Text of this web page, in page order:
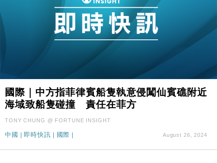
財經｜韓股反覆波動收跌 連挫7周創逾3年最長跌勢
財經｜內地7月美元計價出口增近24%勝預期 貿易順
財經｜日本春季三度入市撐日圓 4月單日斥6.28萬億
11:12
國際｜特朗普料美伊戰事快結束 承認部分彈藥庫存緊
張
司
國際｜中方指菲律賓船隻執意侵闖仙賓礁附近
海域致船隻碰撞 責任在菲方
TONY CHUNG @ FORTUNE INSIGHT
中國 | 即時快訊 | 國際 | August 26, 2024